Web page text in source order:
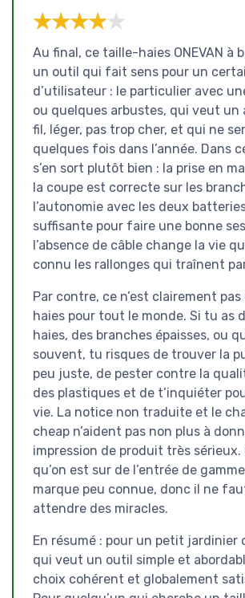
★★★★★
★★★★★
Au final, ce taille-haies ONEVAN à
un outil qui fait sens pour un
d’utilisateur : le particulier avec
ou quelques arbustes, qui veut un
fil, léger, pas trop cher, et qui ne
quelques fois dans l’année. Dans
s’en sort plutôt bien : la prise en
la coupe est correcte sur les
l’autonomie avec les deux
suffisante pour faire une bonne
l’absence de câble change la vie
connu les rallonges qui traînent
Par contre, ce n’est clairement
haies pour tout le monde. Si tu as
haies, des branches épaisses, ou
souvent, tu risques de trouver la
peu juste, de pester contre la
des plastiques et de t’inquiéter
vie. La notice non traduite et le
cheap n’aident pas non plus à
impression de produit très sérieux.
qu’on est sur de l’entrée de
marque peu connue, donc il ne
attendre des miracles.
En résumé : pour un petit jardinier
qui veut un outil simple et
choix cohérent et globalement